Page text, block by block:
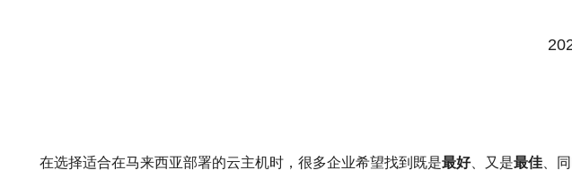
在选择适合在马来西亚部署的云主机时，很多企业希望找到既是最好、又是最佳 、